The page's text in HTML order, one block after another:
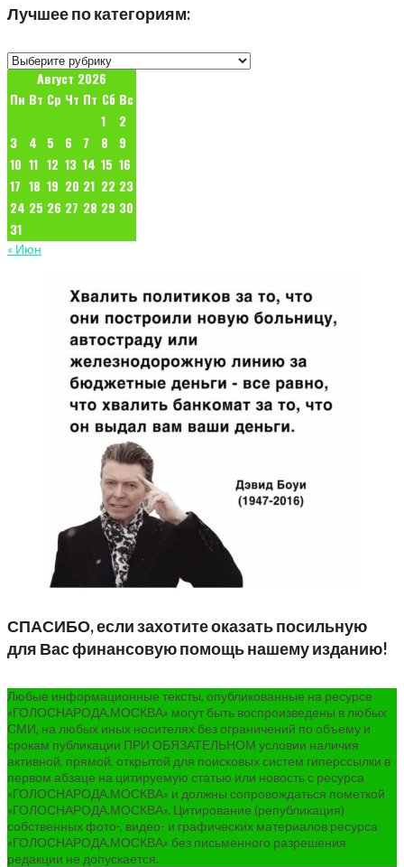
Лучшее по категориям:
Лучшее
категориям:
Август 2026
Пн Вт Ср Чт Пт Сб Вс
1
2
3
4 5 6 7 8
9
10 11 12 13 14 15 16
17 18 19 20 21 22 23
24 25 26 27 28 29 30
31
« Июн
СПАСИБО, если захотите оказать посильную
для Вас финансовую помощь нашему изданию!
Любые информационные тексты, опубликованные на ресурсе
«ГОЛОСНАРОДА.МОСКВА» могут быть воспроизведены в любых
СМИ, на любых иных носителях без ограничений по объему и
срокам публикации ПРИ ОБЯЗАТЕЛЬНОМ условии наличия
активной, прямой, открытой для поисковых систем гиперссылки в
первом абзаце на цитируемую статью или новость с ресурса
«ГОЛОСНАРОДА.МОСКВА» и должны сопровождаться пометкой
«ГОЛОСНАРОДА.МОСКВА». Цитирование (републикация)
собственных фото-, видео- и графических материалов ресурса
«ГОЛОСНАРОДА.МОСКВА» без письменного разрешения
редакции не допускается.